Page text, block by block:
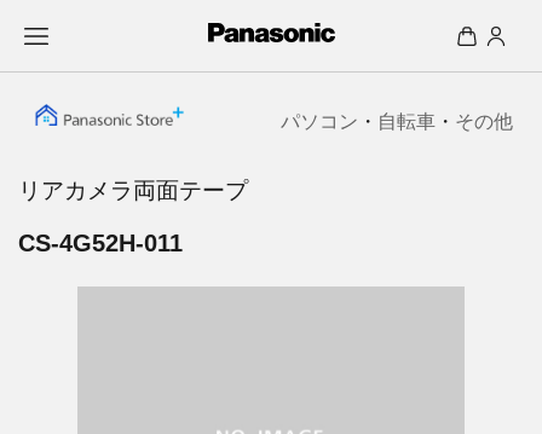
パソコン ・ 自転車 ・ その他
リアカメラ両面テープ
CS-4G52H-011